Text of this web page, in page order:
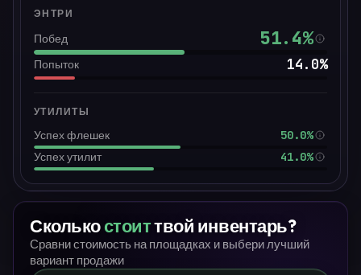
ЭНТРИ
Побед 51.4%
Попыток 14.0%
УТИЛИТЫ
Успех флешек
50.0%
Успех утилит
41.0%
Сколькостоиттвой инвентарь?
Сравни стоимость на площадках и выбери лучший
вариант продажи